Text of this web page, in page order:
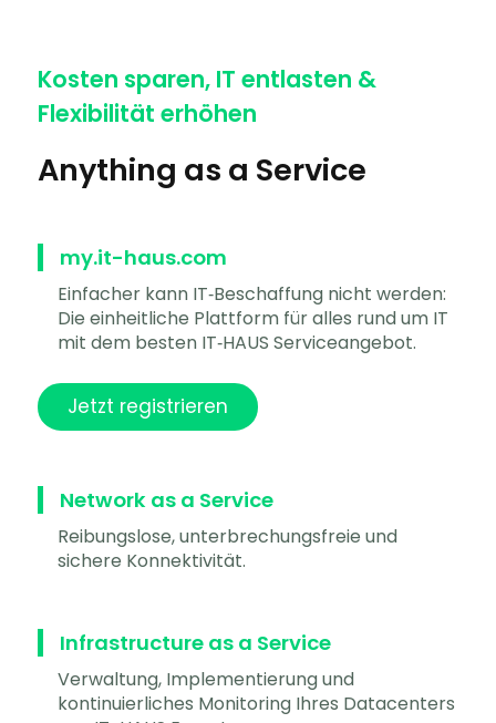
Kosten sparen, IT entlasten &
Flexibilität erhöhen
Anything as a Service
my.it-haus.com
Einfacher kann IT‑Beschaffung nicht werden:
Die einheitliche Plattform für alles rund um IT
mit dem besten IT‑HAUS Serviceangebot.
Jetzt registrieren
Network as a Service
Reibungslose, unterbrechungsfreie und
sichere Konnektivität.
Infrastructure as a Service
Verwaltung, Implementierung und
kontinuierliches Monitoring Ihres Datacenters